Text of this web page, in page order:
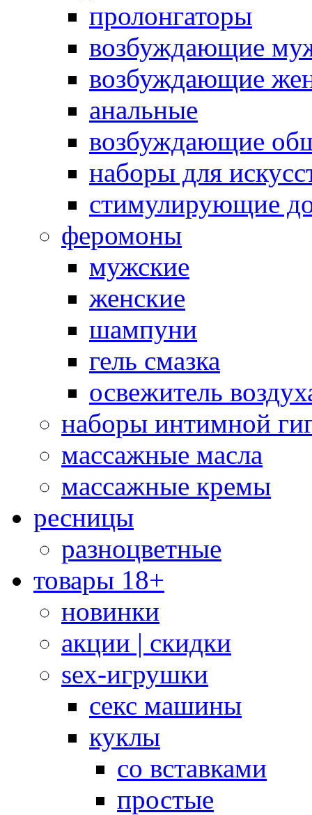
пролонгаторы
возбуждающие
возбуждающие
анальные
возбуждающие
наборы для
стимулирующие
феромоны
мужские
женские
шампуни
гель смазка
освежитель
наборы интимной
массажные масла
массажные кремы
ресницы
разноцветные
товары 18+
новинки
акции | скидки
sex-игрушки
секс машины
куклы
со вставками
простые